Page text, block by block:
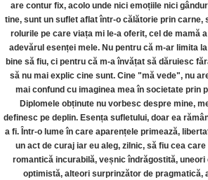
are contur fix, acolo unde nici emoțiile nici
tine, sunt un suflet aflat într-o călătorie prin carne,
rolurile pe care viața mi le-a oferit, cel de mamă
adevărul esenței mele. Nu pentru că m-ar limita
bine să fiu, ci pentru că m-a învățat să dăruiesc
să nu mai explic cine sunt. Cine "mă vede", nu
mai confund cu imaginea mea în societate prin
Diplomele obținute nu vorbesc despre mine,
definesc pe deplin. Esența sufletului, doar ea
a fi. Într-o lume în care aparențele primează,
un act de curaj iar eu aleg, zilnic, să fiu cea care
romantică incurabilă, veșnic îndrăgostită,
optimistă, alteori surprinzător de pragmatică,